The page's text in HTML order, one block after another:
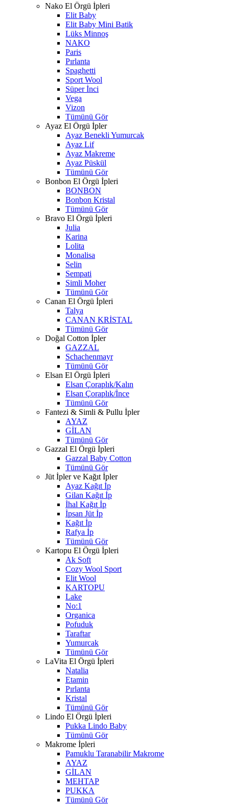
Nako El Örgü İpleri
Elit Baby
Elit Baby Mini Batik
Lüks Minnoş
NAKO
Paris
Pırlanta
Spaghetti
Sport Wool
Süper İnci
Vega
Vizon
Tümünü Gör
Ayaz El Örgü İpler
Ayaz Benekli Yumurcak
Ayaz Lif
Ayaz Makreme
Ayaz Püskül
Tümünü Gör
Bonbon El Örgü İpleri
BONBON
Bonbon Kristal
Tümünü Gör
Bravo El Örgü İpleri
Julia
Karina
Lolita
Monalisa
Selin
Sempati
Simli Moher
Tümünü Gör
Canan El Örgü İpleri
Talya
CANAN KRİSTAL
Tümünü Gör
Doğal Cotton İpler
GAZZAL
Schachenmayr
Tümünü Gör
Elsan El Örgü İpleri
Elsan Çoraplık/Kalın
Elsan Çoraplık/İnce
Tümünü Gör
Fantezi & Simli & Pullu İpler
AYAZ
GİLAN
Tümünü Gör
Gazzal El Örgü İpleri
Gazzal Baby Cotton
Tümünü Gör
Jüt İpler ve Kağıt İpler
Ayaz Kağıt İp
Gilan Kağıt İp
İhal Kağıt İp
İpsan Jüt İp
Kağıt İp
Rafya İp
Tümünü Gör
Kartopu El Örgü İpleri
Ak Soft
Cozy Wool Sport
Elit Wool
KARTOPU
Lake
No:1
Organica
Pofuduk
Taraftar
Yumurcak
Tümünü Gör
LaVita El Örgü İpleri
Natalia
Etamin
Pırlanta
Kristal
Tümünü Gör
Lindo El Örgü İpleri
Pukka Lindo Baby
Tümünü Gör
Makrome İpleri
Pamuklu Taranabilir Makrome
AYAZ
GİLAN
MEHTAP
PUKKA
Tümünü Gör